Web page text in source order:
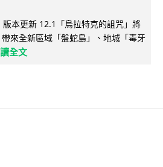
版本更新 12.1「烏拉特克的詛咒」將
來全新區域「盤蛇島」、地城「毒牙
全文